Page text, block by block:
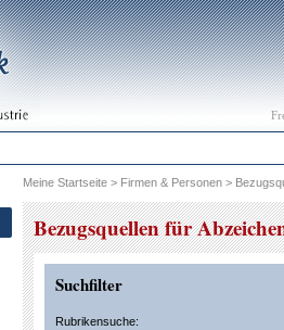
Meine Startseite > Firmen & Personen >
Bezugsquellen für
Suchfilter
Rubrikensuche: